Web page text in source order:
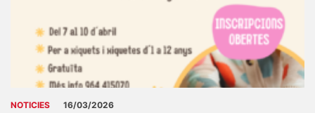
NOTICIES 16/03/2026